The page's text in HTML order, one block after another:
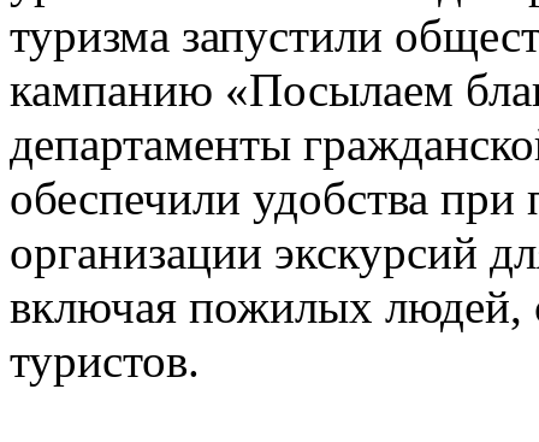
туризма запустили
кампанию «Посылаем
департаменты
обеспечили удобства при
организации экскурсий
включая пожилых людей,
туристов.